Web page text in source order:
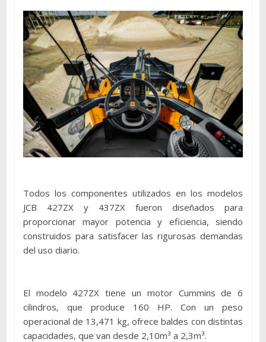
Todos los componentes utilizados en los modelos
JCB 427ZX y 437ZX fueron diseñados para
proporcionar mayor potencia y eficiencia, siendo
construidos para satisfacer las rigurosas demandas
del uso diario.
El modelo 427ZX tiene un motor Cummins de 6
cilindros, que produce 160 HP. Con un peso
operacional de 13,471 kg, ofrece baldes con distintas
capacidades, que van desde 2,10m³ a 2,3m³.